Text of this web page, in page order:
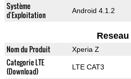
Système
d'Exploitation
Android 4.1.2
Reseau
Nom du Produit Xperia Z
Categorie LTE
(Download)
LTE CAT3